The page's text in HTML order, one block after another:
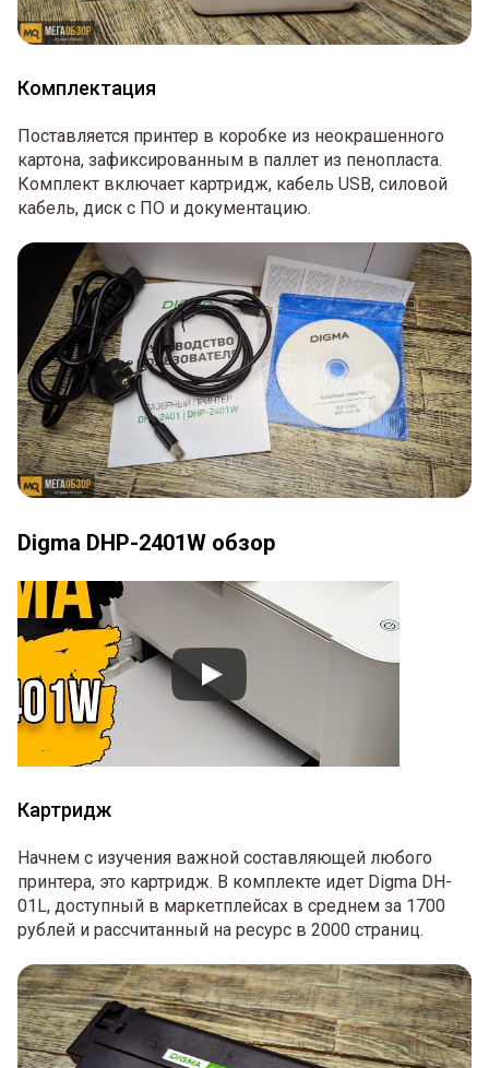
Комплектация
Поставляется принтер в коробке из неокрашенного
картона, зафиксированным в паллет из пенопласта.
Комплект включает картридж, кабель USB, силовой
кабель, диск с ПО и документацию.
Digma DHP-2401W обзор
Картридж
Начнем с изучения важной составляющей любого
принтера, это картридж. В комплекте идет Digma DH-
01L, доступный в маркетплейсах в среднем за 1700
рублей и рассчитанный на ресурс в 2000 страниц.